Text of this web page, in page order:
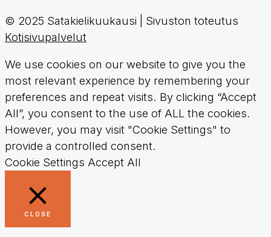
© 2025 Satakielikuukausi | Sivuston toteutus
Kotisivupalvelut
We use cookies on our website to give you the
most relevant experience by remembering your
preferences and repeat visits. By clicking “Accept
All”, you consent to the use of ALL the cookies.
However, you may visit "Cookie Settings" to
provide a controlled consent.
Cookie Settings Accept All
CLOSE